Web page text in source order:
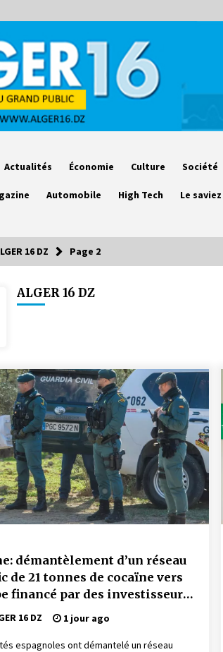
Actualités Économie Culture Société
Automobile High Tech Le
vous ?
Accidents de la circulation : 11
Carte Chiffa : Mise à jour au niveau
des pharmacies désormais possible
pour les ayants droit
5 jours ago
En service à partir du 1er août
prochain : Lancement de la
plateforme numérique dédiée à
l’importation
2 semaines ago
Lancement d’une campagne
nationale de sensibilisation sur la
lutte contre le travail informel
16 DZ Page 2
ALGER 16 DZ
démantèlement d’un réseau
de 21 tonnes de cocaïne vers
financé par des investisseurs
16 DZ 1 jour ago
espagnoles ont démantelé un réseau